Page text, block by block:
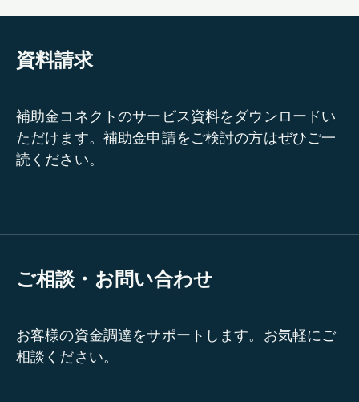
資料請求
補助金コネクトのサービス資料をダウンロードい
ただけます。補助金申請をご検討の方はぜひご一
読ください。
ご相談・お問い合わせ
お客様の資金調達をサポートします。お気軽にご
相談ください。